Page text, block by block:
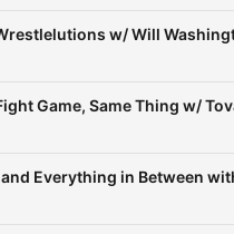
w/ Will
Game, Same Thing w/
and Everything in Between